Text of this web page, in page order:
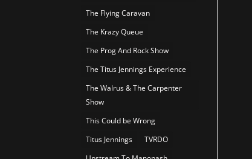
The Flying Caravan
The Krazy Queue
The Prog And Rock Show
The Titus Jennings Experience
The Walrus & The Carpenter
Show
This Could be Wrong
Titus Jennings
TVRDO